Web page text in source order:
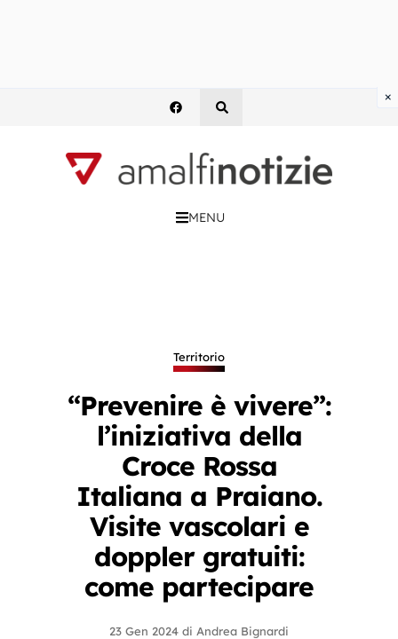
MENU
Territorio
“Prevenire è vivere”:
l’iniziativa della
Croce Rossa
Italiana a Praiano.
Visite vascolari e
doppler gratuiti:
come partecipare
23 Gen 2024 di Andrea Bignardi
×